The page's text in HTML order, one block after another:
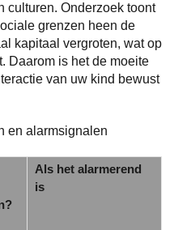
culturen. Onderzoek toont
grenzen heen de
kapitaal vergroten, wat op
Daarom is het de moeite
van uw kind bewust
en alarmsignalen
Als het alarmerend
is